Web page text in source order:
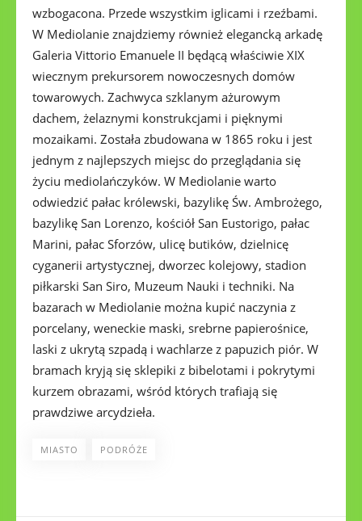
wzbogacona. Przede wszystkim iglicami i rzeźbami.
W Mediolanie znajdziemy również elegancką arkadę
Galeria Vittorio Emanuele II będącą właściwie XIX
wiecznym prekursorem nowoczesnych domów
towarowych. Zachwyca szklanym ażurowym
dachem, żelaznymi konstrukcjami i pięknymi
mozaikami. Została zbudowana w 1865 roku i jest
jednym z najlepszych miejsc do przeglądania się
życiu mediolańczyków. W Mediolanie warto
odwiedzić pałac królewski, bazylikę Św. Ambrożego,
bazylikę San Lorenzo, kościół San Eustorigo, pałac
Marini, pałac Sforzów, ulicę butików, dzielnicę
cyganerii artystycznej, dworzec kolejowy, stadion
piłkarski San Siro, Muzeum Nauki i techniki. Na
bazarach w Mediolanie można kupić naczynia z
porcelany, weneckie maski, srebrne papierośnice,
laski z ukrytą szpadą i wachlarze z papuzich piór. W
bramach kryją się sklepiki z bibelotami i pokrytymi
kurzem obrazami, wśród których trafiają się
prawdziwe arcydzieła.
MIASTO PODRÓŻE